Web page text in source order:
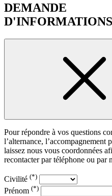
DEMANDE
D'INFORMATIONS
Pour répondre à vos questions
l’alternance, l’accompagnement
laissez nous vous coordonnées
recontacter par téléphone ou par
Civilité (*)
Prénom (*)